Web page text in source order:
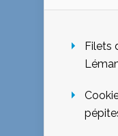
Filets